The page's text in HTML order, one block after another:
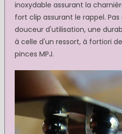
inoxydable assurant la
fort clip assurant le rappel.
douceur d'utilisation, une
à celle d'un ressort, à fortiori
pinces MPJ.